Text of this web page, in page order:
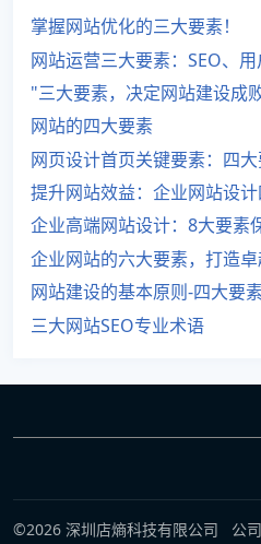
掌握网站优化的三大要素！
网站运营三大要素：SEO、
"三大要素，决定网站建设成
网站的四大要素
网页设计首页关键要素：四
提升网站效益：企业网站设
企业高端网站设计：8大要素
企业网站的六大要素，打造卓
网站建设的基本原则-四大要
三大网站SEO专业术语
©2026 深圳店熵科技有限公司 公